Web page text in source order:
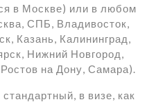
в Москве) или в любом
СПБ, Владивосток,
Казань, Калининград,
Нижний Новгород,
на Дону, Самара).
в визе, как